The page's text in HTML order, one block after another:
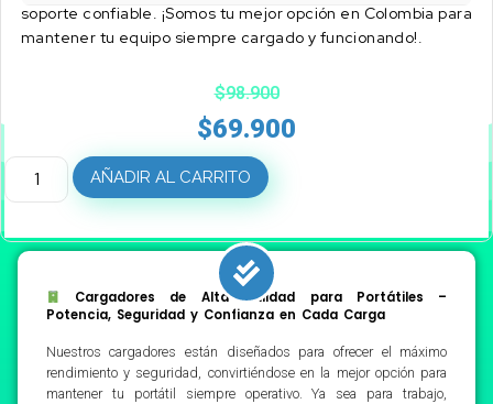
soporte confiable. ¡Somos tu mejor opción en Colombia para
mantener tu equipo siempre cargado y funcionando!.
$98.900
$69.900
AÑADIR AL CARRITO
Cargadores de Alta Calidad para Portátiles –
Potencia, Seguridad y Confianza en Cada Carga
Nuestros cargadores están diseñados para ofrecer el máximo
rendimiento y seguridad, convirtiéndose en la mejor opción para
mantener tu portátil siempre operativo. Ya sea para trabajo,